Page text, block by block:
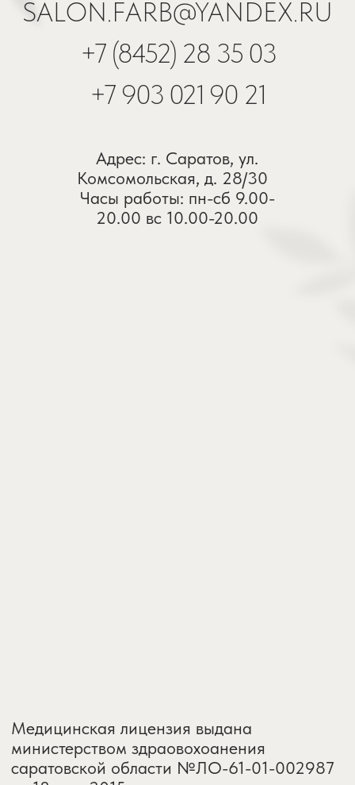
министерством здраовохоанения
саратовской области №ЛО-61-01-002987
г. Саратов, ул железнодорожная, д 72,
«Экономбанк» г.Саратов
БИК 046311722, к/с
30101810100000000722, ИНН
6450940365, КПП 645001001, ОГРН
1096450008016